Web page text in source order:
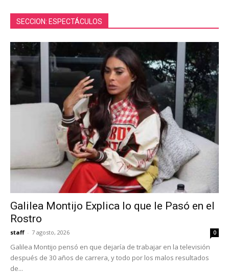
SECCION: ESPECTÁCULOS
Galilea Montijo Explica lo que le Pasó en el
Rostro
staff - 7 agosto, 2026 0
Galilea Montijo pensó en que dejaría de trabajar en la televisión
después de 30 años de carrera, y todo por los malos resultados
de...